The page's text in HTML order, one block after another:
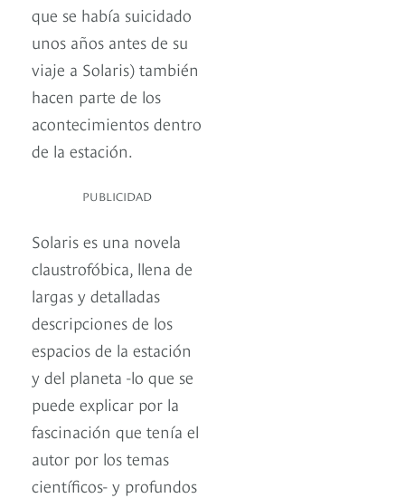
que se había suicidado
unos años antes de su
viaje a Solaris) también
hacen parte de los
acontecimientos dentro
de la estación.
PUBLICIDAD
Solaris es una novela
claustrofóbica, llena de
largas y detalladas
descripciones de los
espacios de la estación
y del planeta -lo que se
puede explicar por la
fascinación que tenía el
autor por los temas
científicos- y profundos